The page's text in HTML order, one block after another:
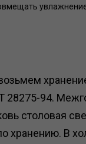
28275-94.
столовая
хранению. В